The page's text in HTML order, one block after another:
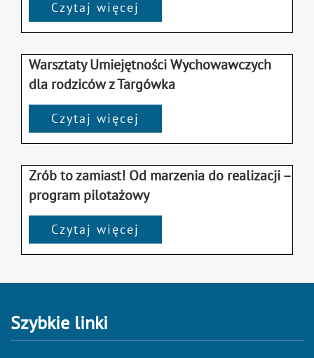
Czytaj więcej
Warsztaty Umiejętności Wychowawczych
dla rodziców z Targówka
Czytaj więcej
Zrób to zamiast! Od marzenia do realizacji –
program pilotażowy
Czytaj więcej
Szybkie linki